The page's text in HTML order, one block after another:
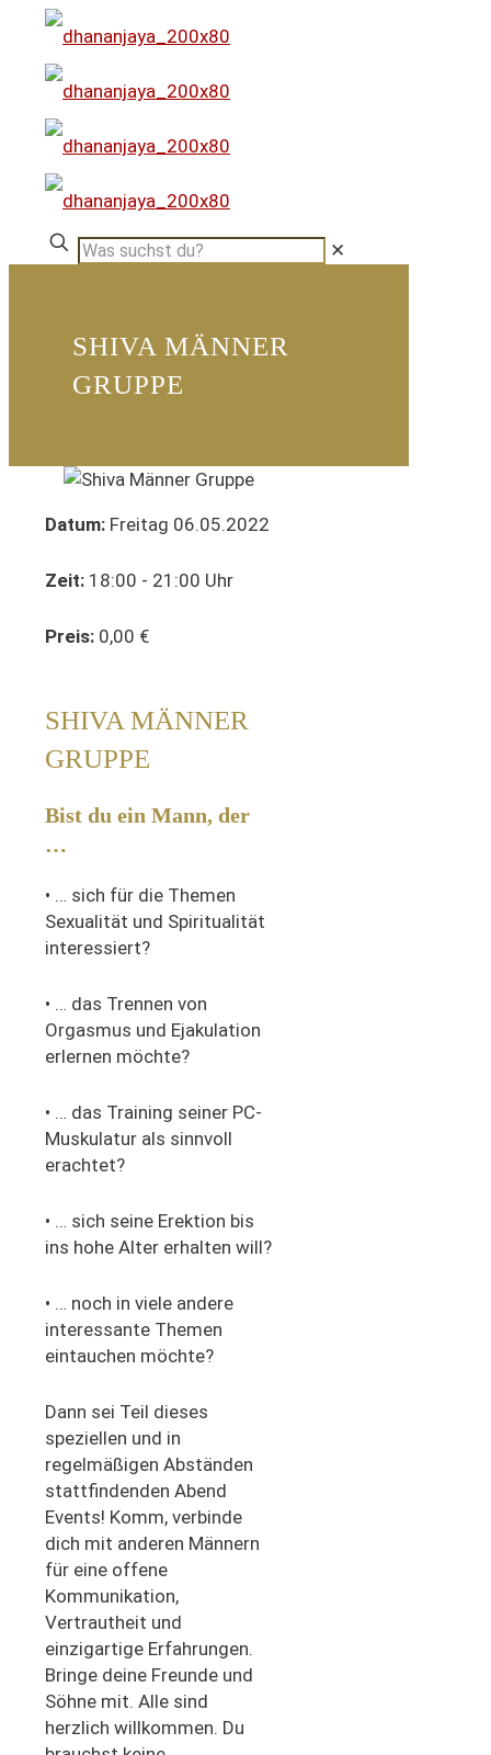
✕
SHIVA MÄNNER
GRUPPE
Datum: Freitag 06.05.2022
Zeit: 18:00 - 21:00 Uhr
Preis: 0,00 €
SHIVA MÄNNER
GRUPPE
Bist du ein Mann, der
…
• … sich für die Themen
Sexualität und Spiritualität
interessiert?
• … das Trennen von
Orgasmus und Ejakulation
erlernen möchte?
• … das Training seiner PC-
Muskulatur als sinnvoll
erachtet?
• … sich seine Erektion bis
ins hohe Alter erhalten will?
• … noch in viele andere
interessante Themen
eintauchen möchte?
Dann sei Teil dieses
speziellen und in
regelmäßigen Abständen
stattfindenden Abend
Events! Komm, verbinde
dich mit anderen Männern
für eine offene
Kommunikation,
Vertrautheit und
einzigartige Erfahrungen.
Bringe deine Freunde und
Söhne mit. Alle sind
herzlich willkommen. Du